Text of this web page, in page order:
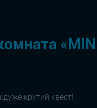
крутий квест!